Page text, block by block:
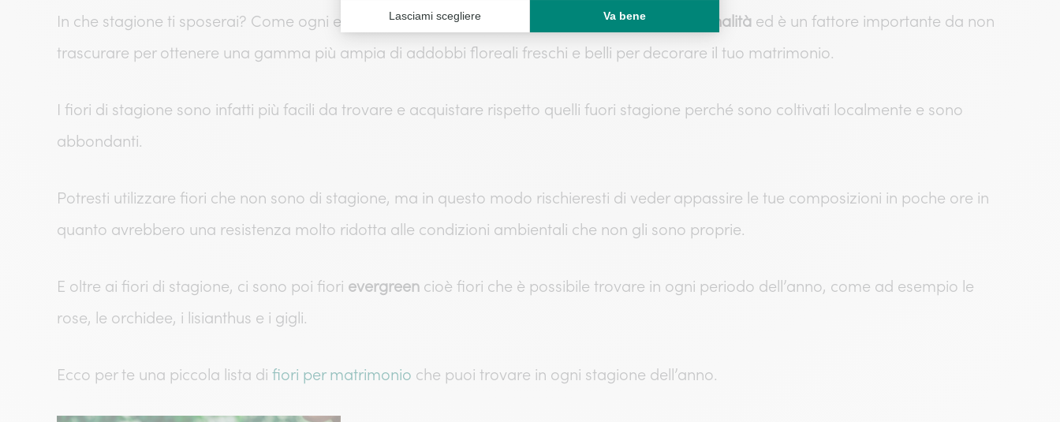
In che stagione ti sposerai? Come ogni elemento in natura, anche i fiori hanno una loro stagionalità ed è un fattore importante da non
trascurare per ottenere una gamma più ampia di addobbi floreali freschi e belli per decorare il tuo matrimonio.
I fiori di stagione sono infatti più facili da trovare e acquistare rispetto quelli fuori stagione perché sono coltivati ​​localmente e sono
abbondanti.
Potresti utilizzare fiori che non sono di stagione, ma in questo modo rischieresti di veder appassire le tue composizioni in poche ore in
quanto avrebbero una resistenza molto ridotta alle condizioni ambientali che non gli sono proprie.
E oltre ai fiori di stagione, ci sono poi fiori evergreen cioè fiori che è possibile trovare in ogni periodo dell’anno, come ad esempio le
rose, le orchidee, i lisianthus e i gigli.
Ecco per te una piccola lista di fiori per matrimonio che puoi trovare in ogni stagione dell’anno.